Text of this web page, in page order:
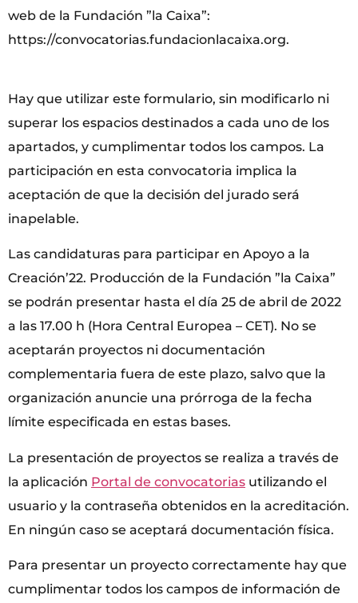
web de la Fundación ”la Caixa”:
https://convocatorias.fundacionlacaixa.org.
Hay que utilizar este formulario, sin modificarlo ni
superar los espacios destinados a cada uno de los
apartados, y cumplimentar todos los campos. La
participación en esta convocatoria implica la
aceptación de que la decisión del jurado será
inapelable.
Las candidaturas para participar en Apoyo a la
Creación’22. Producción de la Fundación ”la Caixa”
se podrán presentar hasta el día 25 de abril de 2022
a las 17.00 h (Hora Central Europea – CET). No se
aceptarán proyectos ni documentación
complementaria fuera de este plazo, salvo que la
organización anuncie una prórroga de la fecha
límite especificada en estas bases.
La presentación de proyectos se realiza a través de
la aplicación Portal de convocatorias utilizando el
usuario y la contraseña obtenidos en la acreditación.
En ningún caso se aceptará documentación física.
Para presentar un proyecto correctamente hay que
cumplimentar todos los campos de información de